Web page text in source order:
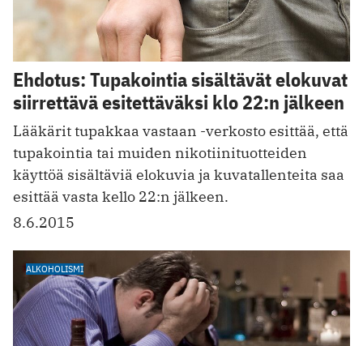
Ehdotus: Tupakointia sisältävät elokuvat
siirrettävä esitettäväksi klo 22:n jälkeen
Lääkärit tupakkaa vastaan -verkosto esittää, että
tupakointia tai muiden nikotiinituotteiden
käyttöä sisältäviä elokuvia ja kuvatallenteita saa
esittää vasta kello 22:n jälkeen.
8.6.2015
ALKOHOLISMI